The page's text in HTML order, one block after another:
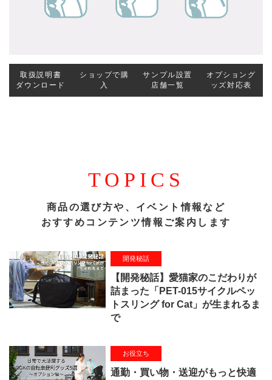
取扱説明書
ダウンロード
ショップで購
入
サンプル設置
店舗一覧
オプショング
ッズ対応表
TOPICS
商品の選び方や、イベント情報など
おすすめコンテンツ情報ご案内します
開発秘話
【開発秘話】愛猫家のこだわりが
詰まった「PET-015サイクルペッ
トスリング for Cat」が生まれるま
で
お役立ち
通勤・買い物・送迎がもっと快適